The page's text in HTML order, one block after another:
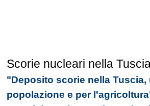
Scorie nucleari nella
"Deposito scorie nella Tuscia,
popolazione e per